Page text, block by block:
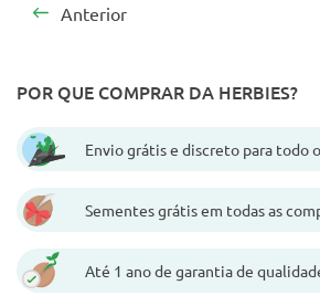
Anterior
POR QUE COMPRAR DA HERBIES?
Envio grátis e discreto para todo
Sementes grátis em todas as
Até 1 ano de garantia de